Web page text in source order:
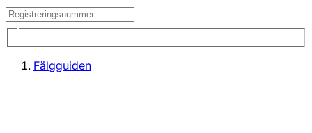
Fälgguiden